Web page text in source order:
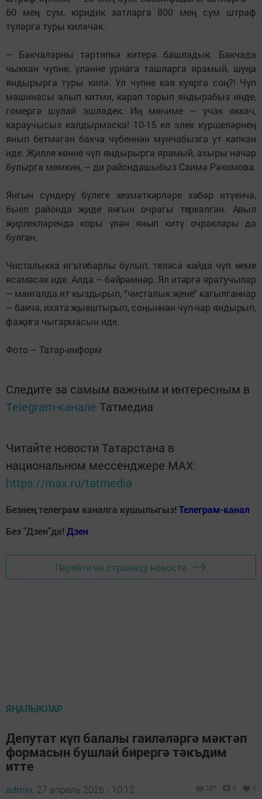
60 мең сум, юридик затларга 800 мең сум штраф
түләргә туры киләчәк.
– Бакчаларны тәртипкә китерә башладык. Бакчада
чыккан чүпне, үләнне урнага ташларга ярамый, шуңа
яндырырга туры килә. Ул чүпне кая куярга соң?! Чүп
машинасы алып китми, карап торып яндырабыз инде,
гомергә шулай эшләдек. Иң мөһиме – учак яккач,
караучысыз калдырмаска! 10-15 ел элек күршеләрнең
янып бетмәгән бакча чүбеннән мунчабызга ут капкан
иде. Җилле көнне чүп яндырырга ярамый, ахыры начар
булырга мөмкин, – ди райондашыбыз Саимә Рәхимова.
Янгын сүндерү бүлеге хезмәткәрләре хәбәр итүенчә,
быел районда җиде янгын очрагы теркәлгән. Авыл
җирлекләрендә коры үлән янып китү очраклары да
булган.
Чисталыкка игътибарлы булып, теләсә кайда чүп өеме
ясамасак иде. Алда – бәйрәмнәр. Ял итәргә яратучылар
– мангалда ит кыздырып, “чисталык җене” кагылганнар
– бакча, ихата җыештырып, соңыннан чүп-чар яндырып,
фаҗига чыгармасын иде.
Фото – Татар-информ
Следите за самым важным и интересным в
Telegram-канале Татмедиа
Читайте новости Татарстана в
национальном мессенджере MАХ:
https://max.ru/tatmedia
Безнең телеграм каналга кушылыгыз! Телеграм-канал
Без "Дзен"да! Дзен
Перейти на страницу новости
ЯҢАЛЫКЛАР
Депутат күп балалы гаиләләргә мәктәп
формасын бушлай бирергә тәкъдим
итте
admin, 27 апрель 2026 - 10:12 237 0 0